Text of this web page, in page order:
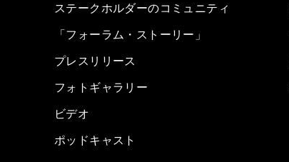
ステークホルダーのコミュニティ
「フォーラム・ストーリー」
プレスリリース
フォトギャラリー
ビデオ
ポッドキャスト